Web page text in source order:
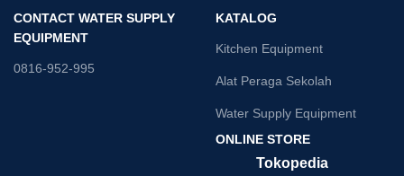
CONTACT WATER SUPPLY
EQUIPMENT
0816-952-995
KATALOG
Kitchen Equipment
Alat Peraga Sekolah
Water Supply Equipment
ONLINE STORE
Tokopedia